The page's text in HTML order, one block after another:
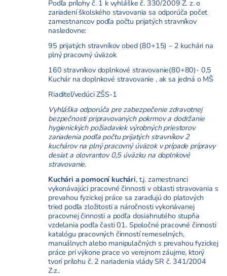
Podľa prílohy č. 1 k vyhláške č. 330/2009 Z. z. o
zariadení školského stavovania sa odporúča počet
zamestnancov podľa počtu prijatých stravníkov
nasledovne:
95 prijatých stravníkov obed (80+15) – 2 kuchári na
plný pracovný úväzok
160 stravníkov doplnkové stravovanie(80+80)- 0,5
Kuchár na doplnkové stravovanie , ak sa jedná o MŠ
Riaditeľ/vedúci ZŠS-1
Vyhláška odporúča pre zabezpečenie zdravotnej
bezpečnosti pripravovaných pokrmov a dodržanie
hygienických požiadaviek výrobných priestorov
zariadenia podľa počtu prijatých stravníkov 2
kuchárov na plný pracovný úväzok v prípade prípravy
desiat a olovrantov 0,5 úväzku na doplnkové
stravovanie.
Kuchári a pomocní kuchári, t.j. zamestnanci
vykonávajúci pracovné činnosti v oblasti stravovania s
prevahou fyzickej práce sa zaraďujú do platových
tried podľa zložitosti a náročnosti vykonávanej
pracovnej činnosti a podľa dosiahnutého stupňa
vzdelania podľa časti 01. Spoločné pracovné činnosti
katalógu pracovných činností remeselných,
manuálnych alebo manipulačných s prevahou fyzickej
práce pri výkone prace vo verejnom záujme, ktorý
tvorí prílohu č. 2 nariadenia vládySR č. 341/2004
Z.z..